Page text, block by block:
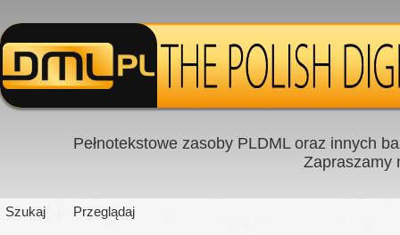
Pełnotekstowe zasoby PLDML oraz innych
Zapraszamy
Szukaj Przeglądaj